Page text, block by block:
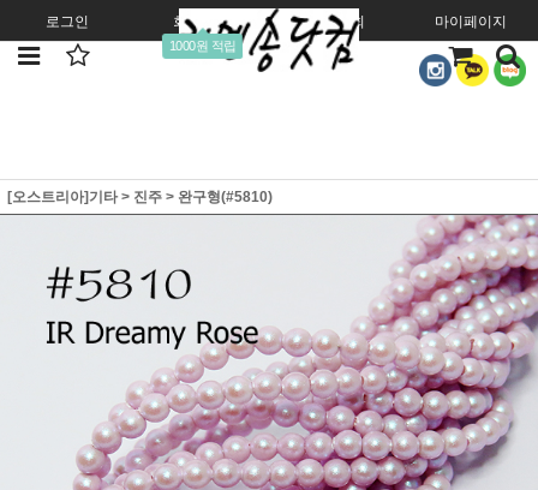
로그인 회원가입
1000원 적립
주문조회 마이페이지
[오스트리아]기타> 진주 > 완구형(#5810)